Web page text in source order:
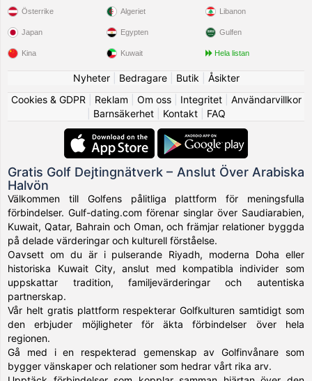
Österrike
Japan
Kina
Algeriet
Egypten
Kuwait
Libanon
Gulfen
Hela listan
Nyheter| Bedragare| Butik
Åsikter
Cookies & GDPR
Reklam Om oss| Integritet| Användarvillkor
Barnsäkerhet| Kontakt| FAQ
Gratis Golf Dejtingnätverk – Anslut Över Arabiska
Halvön
Välkommen till Golfens pålitliga plattform för meningsfulla
förbindelser. Gulf-dating.com förenar singlar över Saudiarabien,
Kuwait, Qatar, Bahrain och Oman, och främjar relationer byggda
på delade värderingar och kulturell förståelse.
Oavsett om du är i pulserande Riyadh, moderna Doha eller
historiska Kuwait City, anslut med kompatibla individer som
uppskattar tradition, familjevärderingar och autentiska
partnerskap.
Vår helt gratis plattform respekterar Golfkulturen samtidigt som
den erbjuder möjligheter för äkta förbindelser över hela
regionen.
Gå med i en respekterad gemenskap av Golfinvånare som
bygger vänskaper och relationer som hedrar vårt rika arv.